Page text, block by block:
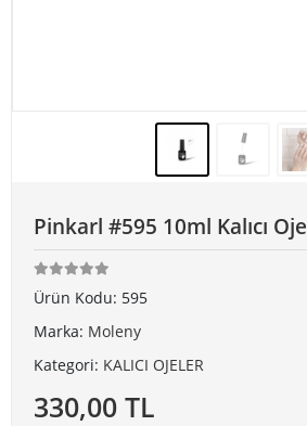
Pinkarl #595 10ml Kalıcı Oje
Ürün Kodu: 595
Marka: Moleny
Kategori: KALICI OJELER
330,00 TL